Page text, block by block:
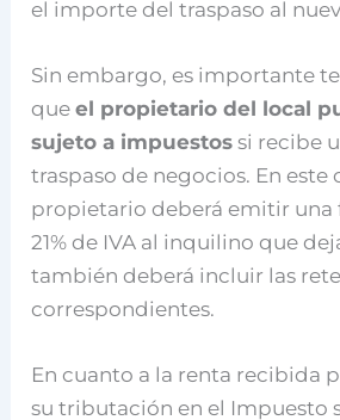
el importe del traspaso al
Sin embargo, es importante
queel propietario del local
sujeto a impuestos si recibe
traspaso de negocios. En este
propietario deberá emitir una
21% de IVA al inquilino que
también deberá incluir las
correspondientes.
En cuanto a la renta recibida
su tributación en el Impuesto